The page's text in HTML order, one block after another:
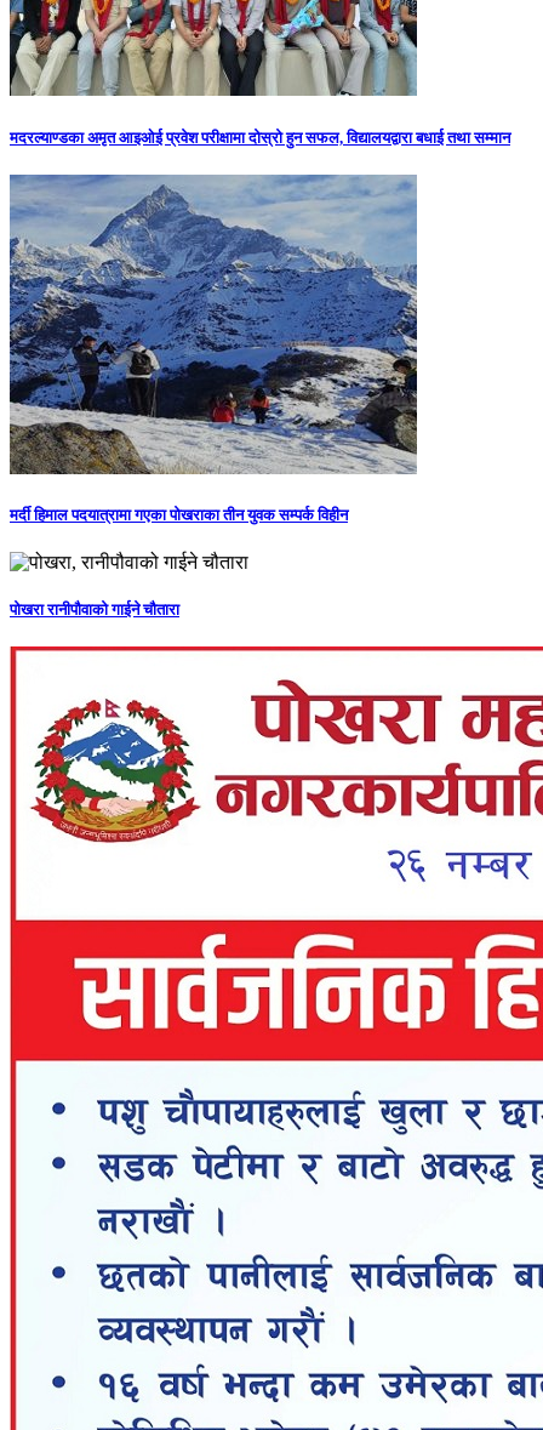
मदरल्याण्डका अमृत आइओई प्रवेश परीक्षामा दोस्रो हुन सफल, विद्यालयद्वारा बधाई तथा सम्मान
मर्दी हिमाल पदयात्रामा गएका पोखराका तीन युवक सम्पर्क विहीन
पोखरा रानीपौवाको गाईने चौतारा